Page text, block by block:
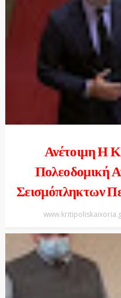
Ανέτοιμη Η
Πολεοδομική
Σεισμόπληκτων